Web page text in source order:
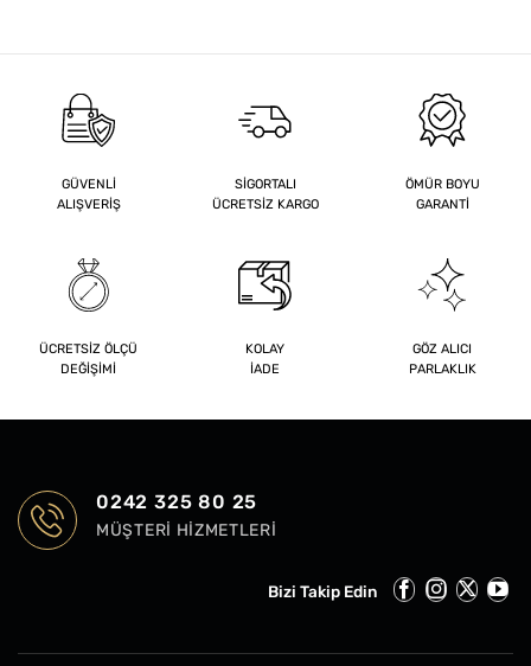
GÜVENLİ
ALIŞVERİŞ
SİGORTALI
ÜCRETSİZ KARGO
ÖMÜR BOYU
GARANTİ
ÜCRETSİZ ÖLÇÜ
DEĞİŞİMİ
KOLAY
İADE
GÖZ ALICI
PARLAKLIK
0242 325 80 25
MÜŞTERI HIZMETLERI
Bizi Takip Edin